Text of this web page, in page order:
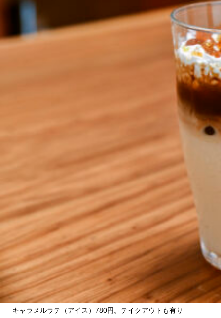
キャラメルラテ（アイス）780円。テイクアウトも有り